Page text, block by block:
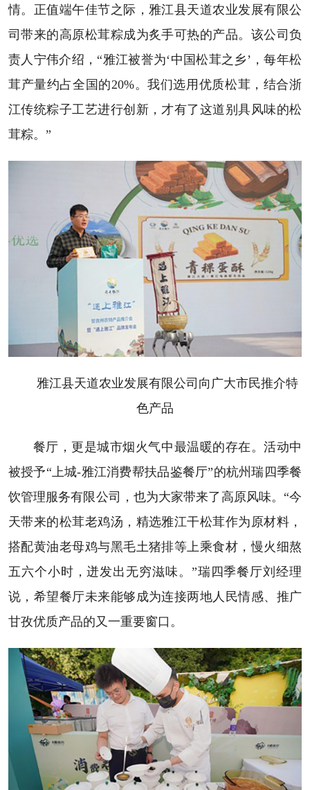
情。正值端午佳节之际，雅江县天道农业发展有限公
司带来的高原松茸粽成为炙手可热的产品。该公司负
责人宁伟介绍，“雅江被誉为‘中国松茸之乡’，每年松
茸产量约占全国的20%。我们选用优质松茸，结合浙
江传统粽子工艺进行创新，才有了这道别具风味的松
茸粽。”
雅江县天道农业发展有限公司向广大市民推介特
色产品
餐厅，更是城市烟火气中最温暖的存在。活动中
被授予“上城-雅江消费帮扶品鉴餐厅”的杭州瑞四季餐
饮管理服务有限公司，也为大家带来了高原风味。“今
天带来的松茸老鸡汤，精选雅江干松茸作为原材料，
搭配黄油老母鸡与黑毛土猪排等上乘食材，慢火细熬
五六个小时，迸发出无穷滋味。”瑞四季餐厅刘经理
说，希望餐厅未来能够成为连接两地人民情感、推广
甘孜优质产品的又一重要窗口。